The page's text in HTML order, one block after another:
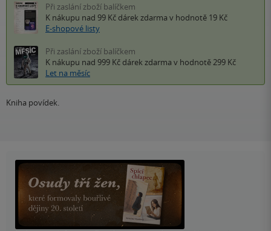
Při zaslání zboží balíčkem
K nákupu nad 99 Kč dárek zdarma v hodnotě 19 Kč
E-shopové listy
Při zaslání zboží balíčkem
K nákupu nad 999 Kč dárek zdarma v hodnotě 299 Kč
Let na měsíc
Kniha povídek.